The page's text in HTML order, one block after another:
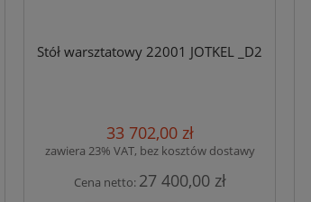
Stół warsztatowy 22001 JOTKEL _D2
33 702,00 zł
zawiera 23% VAT, bez kosztów dostawy
Cena netto: 27 400,00 zł